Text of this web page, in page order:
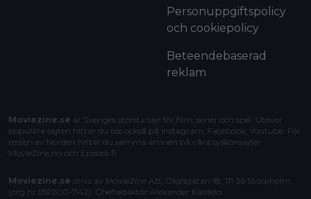
Personuppgiftspolicy
och cookiepolicy
Beteendebaserad
reklam
Moviezine.se är Sveriges största sajt för film, serier och spel. Utöver
populära sajten hittar du oss också på Instagram, Facebook, Youtube. För
resten av Norden hittar du samma ämnen på våra syskonsajter
MovieZine.no och Episodi.fi
Moviezine.se drivs av MovieZine AB, Olofsgatan 18, 111 36 Stockholm
(org.nr 559200-1142). Chefredaktör Alexander Kardelo